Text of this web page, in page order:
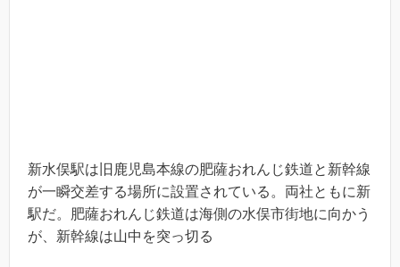
新水俣駅は旧鹿児島本線の肥薩おれんじ鉄道と新幹線
が一瞬交差する場所に設置されている。両社ともに新
駅だ。肥薩おれんじ鉄道は海側の水俣市街地に向かう
が、新幹線は山中を突っ切る